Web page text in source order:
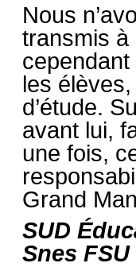
Nous
transmis à
les
d’étude.
avant lui,
une fois,
Grand
SUD
Snes FSU